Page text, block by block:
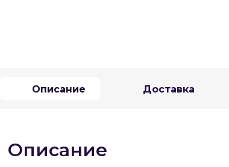
Описание Доставка
Описание
Оставшиеся